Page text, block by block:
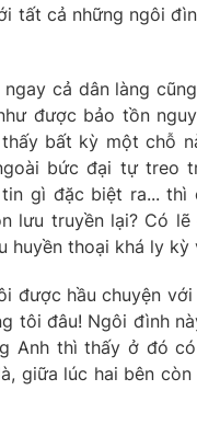
tất cả những ngôi
cả dân làng
được bảo tồn
bất kỳ một chỗ
bức đại tự treo
gì đặc biệt ra... thì
lưu truyền lại? Có
huyền thoại khá ly kỳ
được hầu chuyện
tôi đâu! Ngôi đình
Anh thì thấy ở đó
giữa lúc hai bên